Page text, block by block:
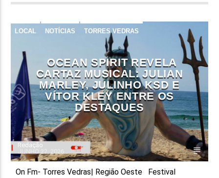
LOCAL NOTÍCIAS TORRES VEDRAS
OCEAN SPIRIT REVELA
CARTAZ MUSICAL: JULIAN
MARLEY, JULINHO KSD E
VÍTOR KLEY ENTRE OS
DESTAQUES
Redação
On Fm- Torres Vedras| Região Oeste Festival